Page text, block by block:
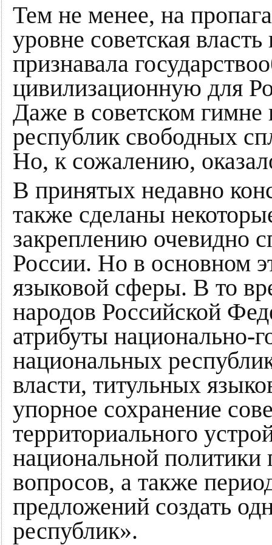
Тем не менее, на
уровне советская
признавала
цивилизационную для
Даже в советском
республик свободных
Но, к сожалению,
В принятых недавно
также сделаны
закреплению очевидно
России. Но в основном
языковой сферы. В то
народов Российской
атрибуты национально-
национальных
власти, титульных
упорное сохранение
территориального
национальной политики
вопросов, а также
предложений создать
республик».